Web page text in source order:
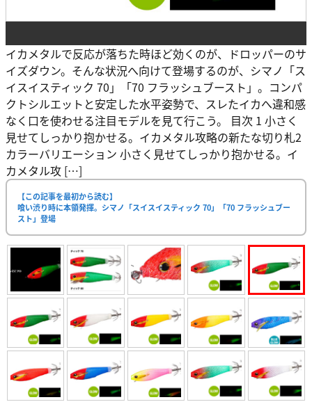
イカメタルで反応が落ちた時ほど効くのが、ドロッパーのサ
イズダウン。そんな状況へ向けて登場するのが、シマノ「ス
イスイスティック 70」「70 フラッシュブースト」。コンパ
クトシルエットと安定した水平姿勢で、スレたイカへ違和感
なく口を使わせる注目モデルを見て行こう。 目次 1 小さく
見せてしっかり抱かせる。イカメタル攻略の新たな切り札2
カラーバリエーション 小さく見せてしっかり抱かせる。イ
カメタル攻 […]
【この記事を最初から読む】
喰い渋り時に本領発揮。シマノ「スイスイスティック 70」「70 フラッシュブー
スト」登場